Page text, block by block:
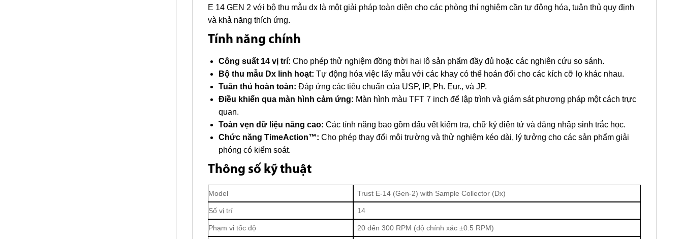
E 14 GEN 2 với bộ thu mẫu dx là một giải pháp toàn diện cho các phòng thí nghiệm cần tự động hóa, tuân thủ quy định
và khả năng thích ứng.
Tính năng chính
Công suất 14 vị trí: Cho phép thử nghiệm đồng thời hai lô sản phẩm đầy đủ hoặc các nghiên cứu so sánh.
Bộ thu mẫu Dx linh hoạt: Tự động hóa việc lấy mẫu với các khay có thể hoán đổi cho các kích cỡ lọ khác nhau.
Tuân thủ hoàn toàn: Đáp ứng các tiêu chuẩn của USP, IP, Ph. Eur., và JP.
Điều khiển qua màn hình cảm ứng: Màn hình màu TFT 7 inch để lập trình và giám sát phương pháp một cách trực
quan.
Toàn vẹn dữ liệu nâng cao: Các tính năng bao gồm dấu vết kiểm tra, chữ ký điện tử và đăng nhập sinh trắc học.
Chức năng TimeAction™: Cho phép thay đổi môi trường và thử nghiệm kéo dài, lý tưởng cho các sản phẩm giải
phóng có kiểm soát.
Thông số kỹ thuật
Model Trust E-14 (Gen-2) with Sample Collector (Dx)
Số vị trí 14
Phạm vi tốc độ 20 đến 300 RPM (độ chính xác ±0.5 RPM)